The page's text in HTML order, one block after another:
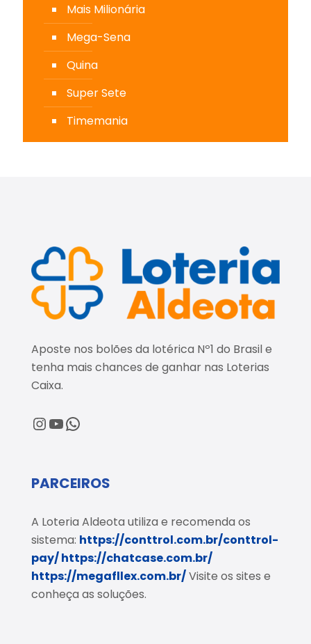
Mais Milionária
Mega-Sena
Quina
Super Sete
Timemania
Aposte nos bolões da lotérica Nº1 do Brasil e
tenha mais chances de ganhar nas Loterias
Caixa.
@loteriaaldeota
@loteriaaldeota
Central de Atendimento
PARCEIROS
A Loteria Aldeota utiliza e recomenda os
sistema: https://conttrol.com.br/conttrol-
pay/https://chatcase.com.br/
https://megafllex.com.br/Visite os sites e
conheça as soluções.